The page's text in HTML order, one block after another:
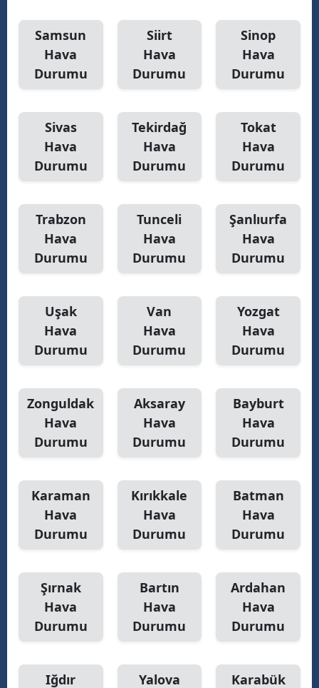
Samsun
Hava
Durumu
Siirt
Hava
Durumu
Sinop
Hava
Durumu
Sivas
Hava
Durumu
Tekirdağ
Hava
Durumu
Tokat
Hava
Durumu
Trabzon
Hava
Durumu
Tunceli
Hava
Durumu
Şanlıurfa
Hava
Durumu
Uşak
Hava
Durumu
Van
Hava
Durumu
Yozgat
Hava
Durumu
Zonguldak
Hava
Durumu
Aksaray
Hava
Durumu
Bayburt
Hava
Durumu
Karaman
Hava
Durumu
Kırıkkale
Hava
Durumu
Batman
Hava
Durumu
Şırnak
Hava
Durumu
Bartın
Hava
Durumu
Ardahan
Hava
Durumu
Iğdır Yalova Karabük